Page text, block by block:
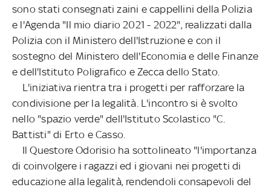
sono stati consegnati zaini e cappellini della Polizia
e l'Agenda "Il mio diario 2021 - 2022", realizzati dalla
Polizia con il Ministero dell'Istruzione e con il
sostegno del Ministero dell'Economia e delle Finanze
e dell'Istituto Poligrafico e Zecca dello Stato.
L'iniziativa rientra tra i progetti per rafforzare la
condivisione per la legalità. L'incontro si è svolto
nello "spazio verde" dell'Istituto Scolastico "C.
Battisti" di Erto e Casso.
Il Questore Odorisio ha sottolineato "l'importanza
di coinvolgere i ragazzi ed i giovani nei progetti di
educazione alla legalità, rendendoli consapevoli del